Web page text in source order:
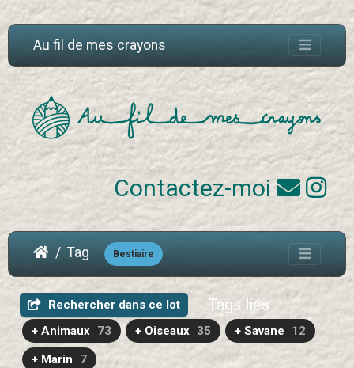
Au fil de mes crayons
Contactez-moi
Tag Bestiaire
Rechercher dans ce lot Tags liés
+ Animaux 73 + Oiseaux 35 + Savane
12
+ Marin
7